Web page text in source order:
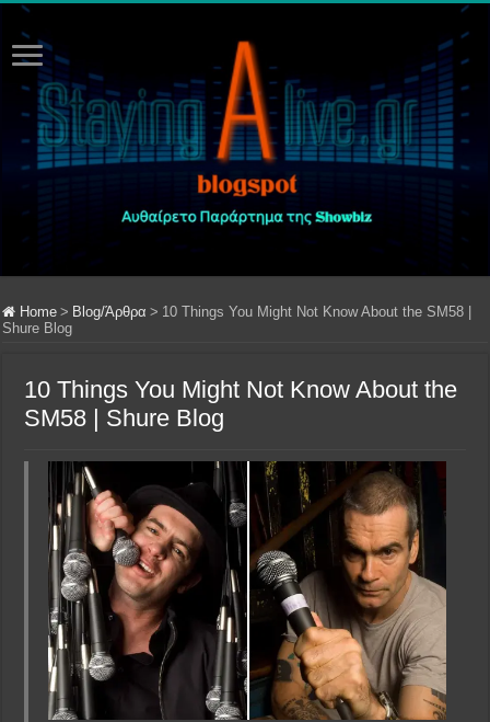
Home > Blog/Άρθρα > 10 Things You Might Not Know About the SM58 |
Shure Blog
10 Things You Might Not Know About the
SM58 | Shure Blog